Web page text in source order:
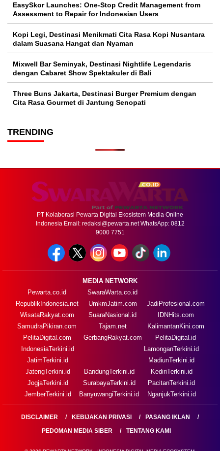
EasySkor Launches: One-Stop Credit Management from
Assessment to Repair for Indonesian Users
Kopi Legi, Destinasi Menikmati Cita Rasa Kopi Nusantara
dalam Suasana Hangat dan Nyaman
Mixwell Bar Seminyak, Destinasi Nightlife Legendaris
dengan Cabaret Show Spektakuler di Bali
Three Buns Jakarta, Destinasi Burger Premium dengan
Cita Rasa Gourmet di Jantung Senopati
TRENDING
PT Kolaborasi Pewarta Digital Ekosistem Media Online
Indonesia Email: redaksi@pewarta.netWhatsApp: 0812
9000 7751
MEDIA NETWORK
Pewarta.co.id
RepublikIndonesia.net
WisataRakyat.com
SamudraPikiran.com
PelitaDigital.com
SwaraWarta.co.id
UmkmJatim.com
SuaraNasional.id
Tajam.net
GerbangRakyat.com
JadiProfesional.com
IDNHits.com
KalimantanKini.com
PelitaDigital.id
IndonesiaTerkini.id
JatimTerkini.id
JatengTerkini.id
JogjaTerkini.id
JemberTerkini.id
BandungTerkini.id
SurabayaTerkini.id
BanyuwangiTerkini.id
LamonganTerkini.id
MadiunTerkini.id
KediriTerkini.id
PacitanTerkini.id
NganjukTerkini.id
DISCLAIMER KEBIJAKAN PRIVASI
PASANG IKLAN
PEDOMAN MEDIA SIBER
TENTANG KAMI